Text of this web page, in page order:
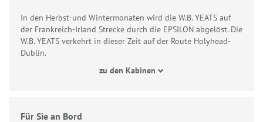
In den Herbst-und Wintermonaten wird die W.B. YEATS auf
der Frankreich-Irland Strecke durch die EPSILON abgelöst. Die
W.B. YEATS verkehrt in dieser Zeit auf der Route Holyhead-
Dublin.
zu den Kabinen
Für Sie an Bord